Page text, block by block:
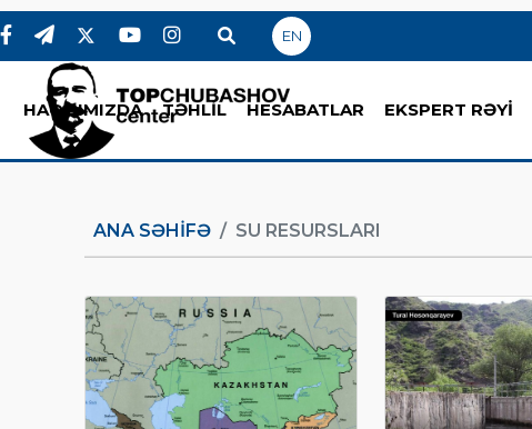
EN
HAQQIMIZDA TƏHLİL HESABATLAR EKSPERT RƏYİ
ANA SƏHIFƏ SU RESURSLARI